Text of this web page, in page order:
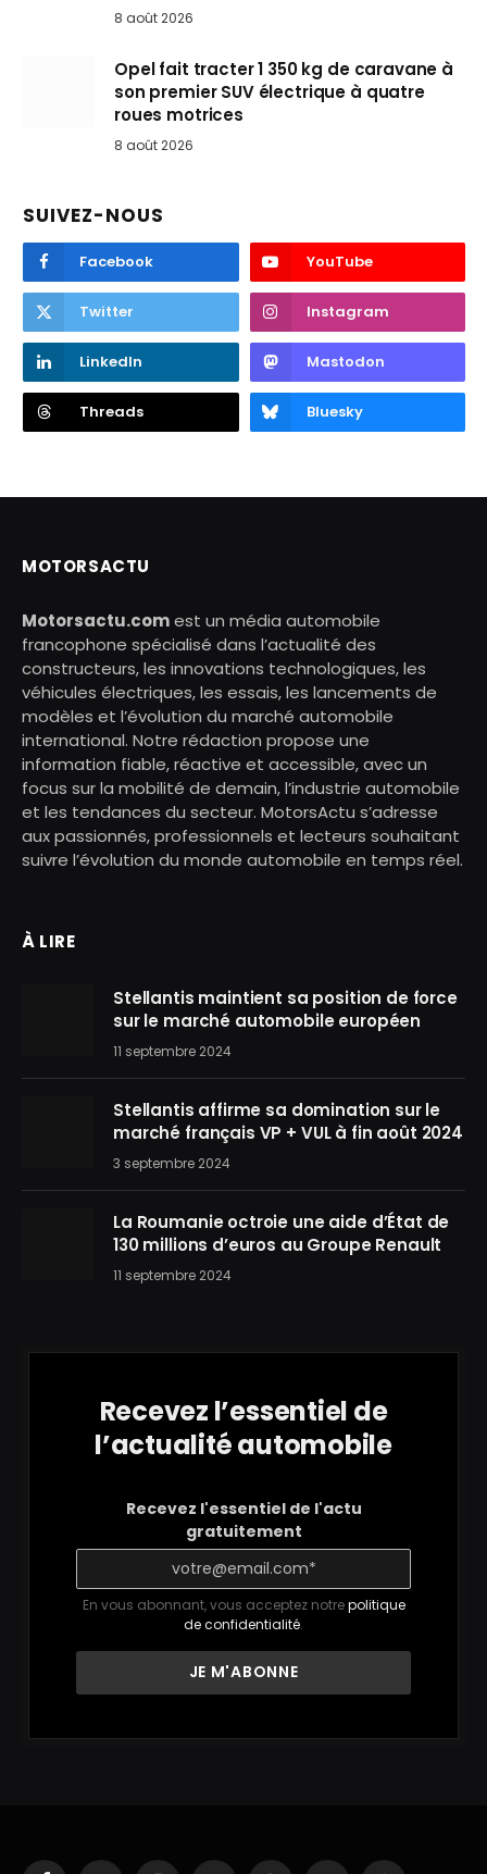
8 août 2026
Opel fait tracter 1 350 kg de caravane à
son premier SUV électrique à quatre
roues motrices
8 août 2026
SUIVEZ-NOUS
Facebook YouTube
Twitter Instagram
LinkedIn Mastodon
Threads Bluesky
MOTORSACTU
Motorsactu.comest un média automobile
francophone spécialisé dans l’actualité des
constructeurs, les innovations technologiques, les
véhicules électriques, les essais, les lancements de
modèles et l’évolution du marché automobile
international. Notre rédaction propose une
information fiable, réactive et accessible, avec un
focus sur la mobilité de demain, l’industrie automobile
et les tendances du secteur. MotorsActu s’adresse
aux passionnés, professionnels et lecteurs souhaitant
suivre l’évolution du monde automobile en temps réel.
À LIRE
Stellantis maintient sa position de force
sur le marché automobile européen
11 septembre 2024
Stellantis affirme sa domination sur le
marché français VP + VUL à fin août 2024
3 septembre 2024
La Roumanie octroie une aide d’État de
130 millions d’euros au Groupe Renault
11 septembre 2024
Recevez l’essentiel de
l’actualité automobile
Recevez l'essentiel de l'actu
gratuitement
En vous abonnant, vous acceptez notrepolitique
de confidentialité.